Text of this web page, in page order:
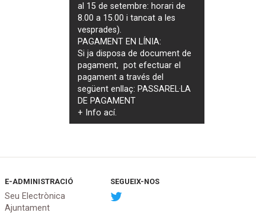
al 15 de setembre: horari de
8.00 a 15.00 i tancat a les
vesprades).
PAGAMENT EN LÍNIA:
Si ja disposa de document de
pagament, pot efectuar el
pagament a través del
següent enllaç: PASSAREL·LA
DE PAGAMENT
+ Infoací.
E-ADMINISTRACIÓ
Seu Electrònica
Ajuntament
SEGUEIX-NOS